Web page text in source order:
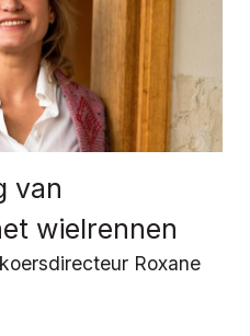
van
wielrennen
Roxane